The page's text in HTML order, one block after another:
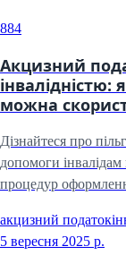
884
Акцизний
можна
Дізнайтеся про
допомоги інвалідам
процедур
акцизний податок
5 вересня 2025 р.